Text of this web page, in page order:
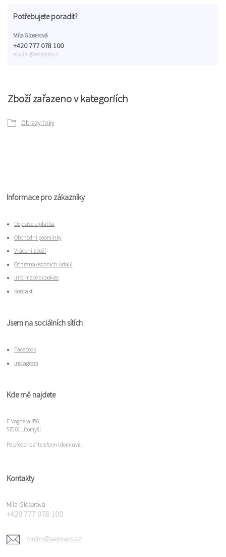
Zboží zařazeno v kategoriích
Obrazy tisky
Potřebujete poradit?
Míla Gloserová
+420 777 078 100
mulim@seznam.cz
Informace pro zákazníky
Doprava a platba
Obchodní podmínky
Vrácení zboží
Ochrana osobních údajů
Informace o cookies
Kontakt
Jsem na sociálních sítích
Facebook
Instagram
Kde mě najdete
F. Vognera 456
570 01 Litomyšl
Po předchozí telefonní domluvě.
Kontakty
Míla Gloserová
+420 777 078 100
mulim@seznam.cz